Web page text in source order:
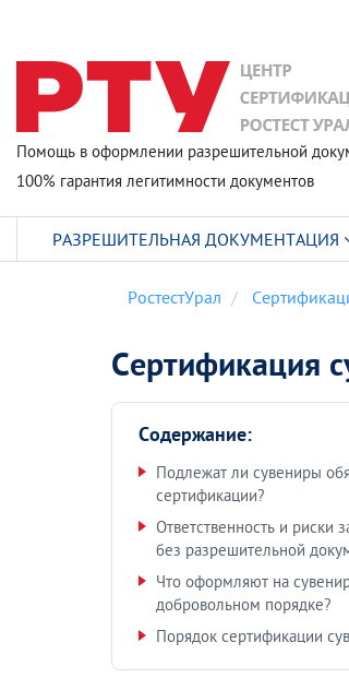
Помощь в оформлении разрешительной
100% гарантия легитимности документов
РостестУрал
Сертификация
Содержание:
Подлежат ли сувениры
сертификации?
Ответственность и риски
без разрешительной
Что оформляют на
добровольном порядке?
Порядок сертификации
РАЗРЕШИТЕЛЬНАЯ ДОКУМЕНТАЦИЯ